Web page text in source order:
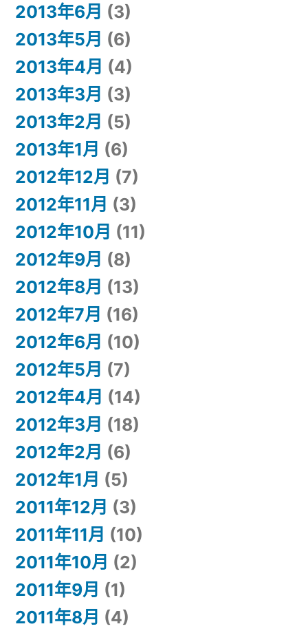
2013年6月 (3)
2013年5月 (6)
2013年4月 (4)
2013年3月 (3)
2013年2月 (5)
2013年1月 (6)
2012年12月 (7)
2012年11月 (3)
2012年10月 (11)
2012年9月 (8)
2012年8月 (13)
2012年7月 (16)
2012年6月 (10)
2012年5月 (7)
2012年4月 (14)
2012年3月 (18)
2012年2月 (6)
2012年1月 (5)
2011年12月 (3)
2011年11月 (10)
2011年10月 (2)
2011年9月 (1)
2011年8月 (4)